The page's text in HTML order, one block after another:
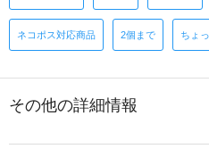
ネコポス対応商品 2個まで ちょ
その他の詳細情報